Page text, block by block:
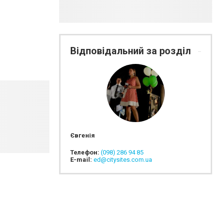
Відповідальний за розділ
Євгенія
Телефон: (098) 286 94 85
E-mail: ed@citysites.com.ua